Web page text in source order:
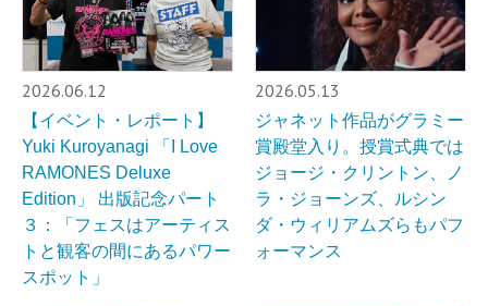
2026.06.12
【イベント・レポート】
Yuki Kuroyanagi 「I Love
RAMONES Deluxe
Edition」 出版記念パート
３：「フェスはアーティス
トと観客の間にあるパワー
スポット」
2026.05.13
ジャネット作品がグラミー
賞殿堂入り。授賞式典では
ジョージ・クリントン、ノ
ラ・ジョーンズ、ルシン
ダ・ウィリアムズらもパフ
ォーマンス